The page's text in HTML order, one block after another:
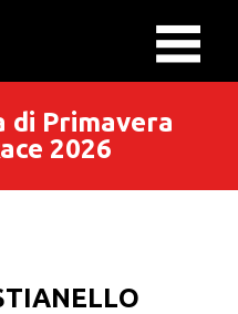
di Primavera
2026